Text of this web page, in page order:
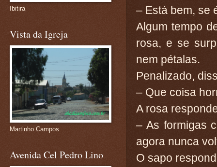
– Está bem, se
Algum tempo
rosa, e se
nem pétalas.
Penalizado,
– Que coisa
A rosa
– As formigas
agora nunca
O sapo
Ibitira
Vista da Igreja
Martinho Campos
Avenida Cel Pedro Lino